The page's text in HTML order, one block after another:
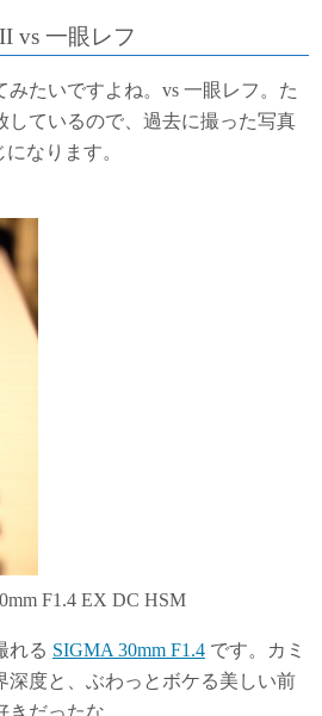
vs 一眼レフ
たいですよね。vs 一眼レフ。た
しているので、過去に撮った写真
なります。
F1.4 EX DC HSM
れる SIGMA 30mm F1.4 です。カミ
深度と、ぶわっとボケる美しい前
だったな。